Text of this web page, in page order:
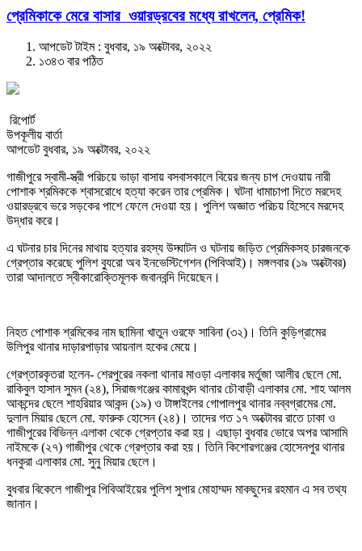
প্রেমিকাকে মেরে বাসার ওয়ারড্রবের মধ্যে রাখলেন, প্রেমিক!
আপডেট টাইম : বুধবার, ১৯ অক্টোবর, ২০২২
১৩৪৩ বার পঠিত
রিপোর্ট
উপকূলীয় বার্তা
আপডেট বুধবার, ১৯ অক্টোবর, ২০২২
গাজীপুরে স্বামী-স্ত্রী পরিচয়ে ভাড়া বাসায় বসবাসকালে বিয়ের জন্য চাপ দেওয়ায় নারী
পোশাক শ্রমিককে শ্বাসরোধে হত্যা করেন তার প্রেমিক। ঘটনা ধামাচাপা দিতে মরদেহ
ওয়ারড্রবে ভরে সড়কের পাশে ফেলে দেওয়া হয়। পুলিশ অজ্ঞাত পরিচয় হিসেবে মরদেহ
উদ্ধার করে।
এ ঘটনার চার দিনের মাথায় হত্যার রহস্য উদ্ঘাটন ও ঘটনায় জড়িত প্রেমিকসহ চারজনকে
গ্রেপ্তার করেছে পুলিশ ব্যুরো অব ইনভেস্টিগেশন (পিবিআই)। মঙ্গলবার (১৯ অক্টোবর)
তারা আদালতে স্বীকারোক্তিমূলক জবানবন্দি দিয়েছেন।
নিহত পোশাক শ্রমিকের নাম ছামিনা খাতুন ওরফে সাবিনা (৩২)। তিনি কুড়িগ্রামের
উলিপুর থানার দাড়ারপাড়ার আয়নাল হকের মেয়ে।
গ্রেপ্তারকৃতরা হলেন- শেরপুরের নকলা থানার মাওড়া এলাকার মর্তুজা আলীর ছেলে মো.
রাকিবুল হাসান সুমন (২৪), সিরাজগঞ্জের কামারখন্দ থানার চৌবাড়ী এলাকার মো. শাহ আলম
আকন্দের ছেলে শাহরিয়ার আকন্দ (১৯) ও টাঙ্গাইলের গোপালপুর থানার নব্বগ্রামের মো.
দুলাল মিয়ার ছেলে মো. ফারুক হোসেন (২৪)। তাদের গত ১৭ অক্টোবর রাতে ঢাকা ও
গাজীপুরের বিভিন্ন এলাকা থেকে গ্রেপ্তার করা হয়। এছাড়া বুধবার ভোরে অপর আসামি
নাইমকে (২৭) গাজীপুর থেকে গ্রেপ্তার করা হয়। তিনি কিশোরগঞ্জের হোসেনপুর থানার
ধনকুরা এলাকার মো. সুনু মিয়ার ছেলে।
বুধবার বিকেলে গাজীপুর পিবিআইয়ের পুলিশ সুপার মোহাম্মদ মাকছুদের রহমান এ সব তথ্য
জানান।